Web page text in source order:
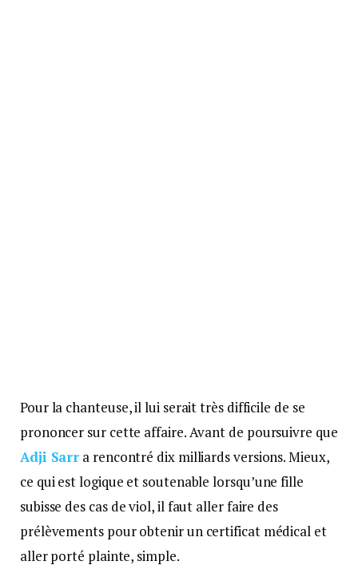
Pour la chanteuse, il lui serait très difficile de se
prononcer sur cette affaire. Avant de poursuivre que
Adji Sarr a rencontré dix milliards versions. Mieux,
ce qui est logique et soutenable lorsqu’une fille
subisse des cas de viol, il faut aller faire des
prélèvements pour obtenir un certificat médical et
aller porté plainte, simple.